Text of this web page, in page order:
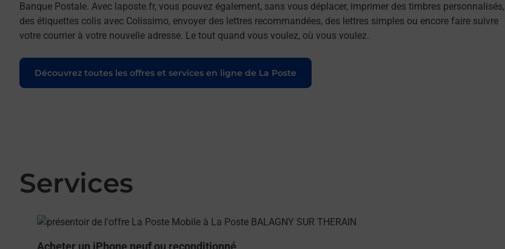
Banque Postale. Avec laposte.fr, vous pouvez également, sans vous déplacer, imprimer des timbres personnalisés,
des étiquettes colis avec Colissimo, envoyer des lettres recommandées, des lettres simples ou encore faire suivre
votre courrier à votre nouvelle adresse. Le tout quand vous voulez, où vous voulez.
Découvrez toutes les offres et services en ligne de La Poste
Services
En savoir plus
Acheter un iPhone neuf ou reconditionné